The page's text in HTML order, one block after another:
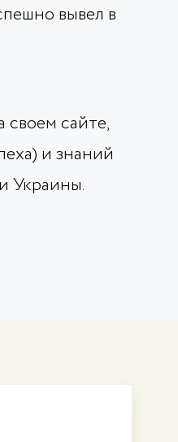
вывел в
сайте,
и знаний
Украины.